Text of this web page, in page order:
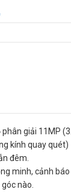
giải 11MP
kính quay quét)
đêm.
minh, cảnh báo
nào.